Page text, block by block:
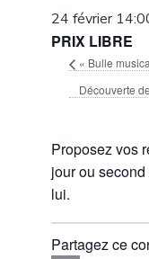
24 février
PRIX LIBRE
« Bulle
Découverte
Proposez vos
jourou
lui.
Partagez ce